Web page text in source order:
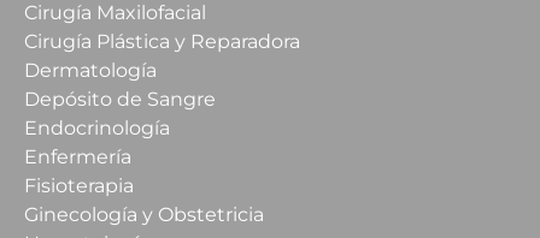
Cirugía Maxilofacial
Cirugía Plástica y Reparadora
Dermatología
Depósito de Sangre
Endocrinología
Enfermería
Fisioterapia
Ginecología y Obstetricia